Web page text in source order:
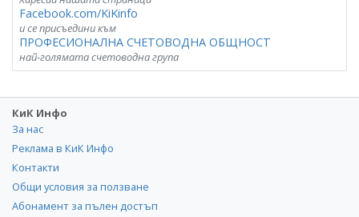
Facebook.com/KiKinfo
и се присъедини към
ПРОФЕСИОНАЛНА СЧЕТОВОДНА ОБЩНОСТ
най-голямата счетоводна група
КиК Инфо
За нас
Реклама в КиК Инфо
Контакти
Общи условия за ползване
Абонамент за пълен достъп